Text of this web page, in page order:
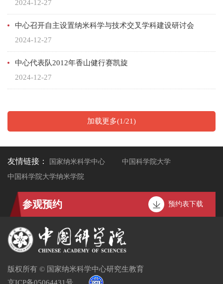
2024-12-27
中心召开自主设置纳米科学与技术交叉学科建设研讨会
2024-12-27
中心代表队2012年香山健行赛凯旋
2024-12-27
加载更多(1/21)
友情链接： 国家纳米科学中心
中国科学院大学
中国科学院大学纳米学院
参观预约 预约表下载
版权所有 © 国家纳米科学中心研究生教育